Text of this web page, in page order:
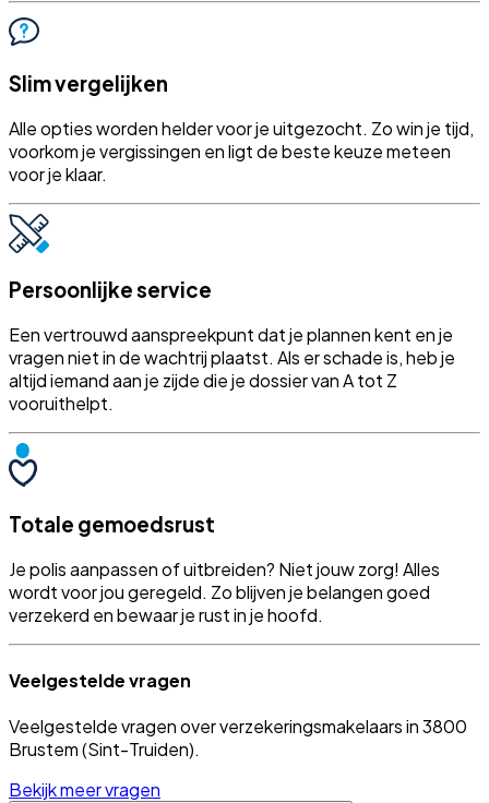
Slim vergelijken
Alle opties worden helder voor je uitgezocht. Zo win je tijd,
voorkom je vergissingen en ligt de beste keuze meteen
voor je klaar.
Persoonlijke service
Een vertrouwd aanspreekpunt dat je plannen kent en je
vragen niet in de wachtrij plaatst. Als er schade is, heb je
altijd iemand aan je zijde die je dossier van A tot Z
vooruithelpt.
Totale gemoedsrust
Je polis aanpassen of uitbreiden? Niet jouw zorg! Alles
wordt voor jou geregeld. Zo blijven je belangen goed
verzekerd en bewaar je rust in je hoofd.
Veelgestelde vragen
Veelgestelde vragen over verzekeringsmakelaars in 3800
Brustem (Sint-Truiden).
Bekijk meer vragen